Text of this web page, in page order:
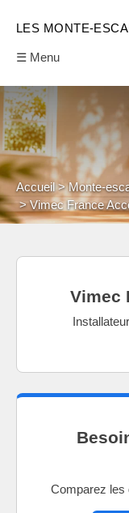
LES MONTE-
☰ Menu
Accueil
Monte-
Vimec France
Vimec
Comparez les